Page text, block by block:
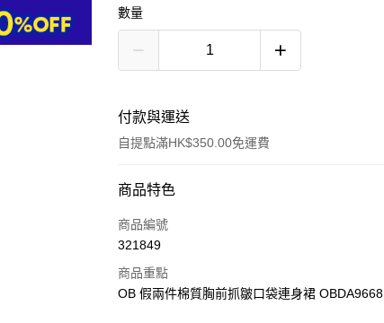
數量
付款與運送
自提點滿HK$350.00免運費
付款方式
信用卡
AlipayHK
商品特色
商品編號
321849
商品重點
OB 假兩件棉質胸前抓皺口袋連身裙 OBDA9668